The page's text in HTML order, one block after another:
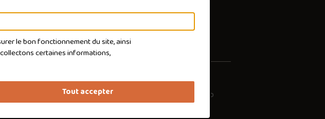
le bon fonctionnement du site, ainsi
certaines informations,
Tout accepter
Personnaliser les cookies Ekloweb